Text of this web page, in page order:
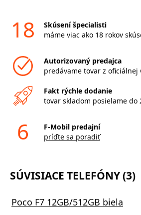
18
Skúsení špecialisti
máme viac ako 18 rokov
Autorizovaný predajca
predávame tovar z oficiálnej
Fakt rýchle dodanie
tovar skladom posielame do
6
F-Mobil predajní
príďte sa poradiť
SÚVISIACE TELEFÓNY (3)
Poco F7 12GB/512GB biela